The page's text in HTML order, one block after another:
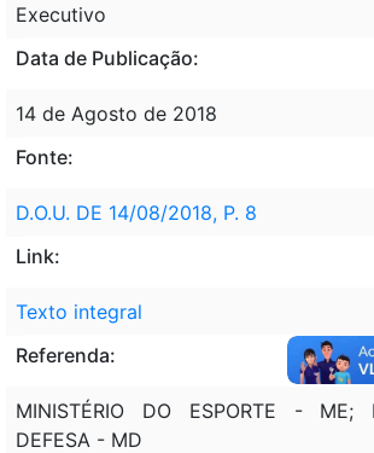
Executivo
Data de Publicação:
14 de Agosto de 2018
Fonte:
D.O.U. DE 14/08/2018, P. 8
Link:
Texto integral
Referenda:
MINISTÉRIO DO ESPORTE - ME;
DEFESA - MD